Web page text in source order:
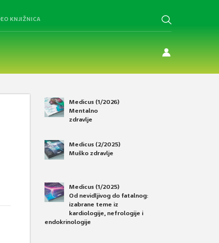
KNJIŽNICA
Medicus (1/2026)
Mentalno
zdravlje
Medicus (2/2025)
Muško zdravlje
Medicus (1/2025)
Od nevidljivog do fatalnog:
izabrane teme iz
kardiologije, nefrologije i
endokrinologije